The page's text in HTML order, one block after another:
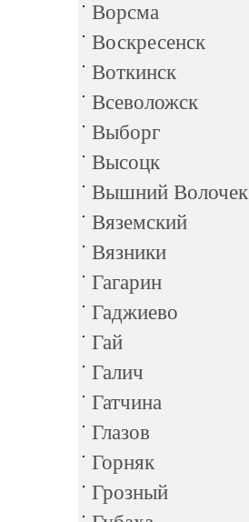
Ворсма
Воскресенск
Воткинск
Всеволожск
Выборг
Высоцк
Вышний Волочек
Вяземский
Вязники
Гагарин
Гаджиево
Гай
Галич
Гатчина
Глазов
Горняк
Грозный